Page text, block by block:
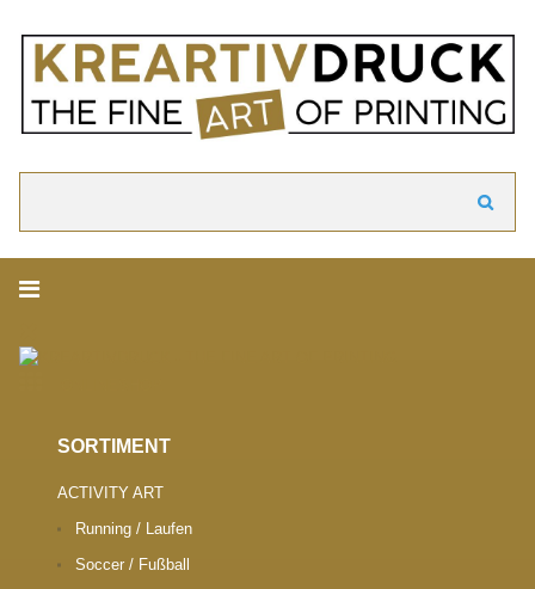
Cookie Hinweis
Um die Inhalte unserer Webseite optimal zu gestalten und fortlaufend zu
verwenden wir Cookies. Durch die weitere Nutzung der Webseite stimmen
Verwendung von Cookies zu. Weitere Informationen zu Cookies erhalten Sie
Datenschutzerklärung.
SORTIMENT
ACTIVITY ART
Running / Laufen
Soccer / Fußball